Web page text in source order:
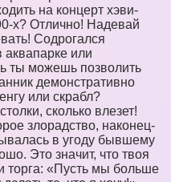
на концерт хэви-
х? Отлично! Надевай
Содрогался
аквапарке или
ты можешь позволить
демонстративно
или скрабл?
сколько влезет!
злорадство, наконец-
в угоду бывшему
Это значит, что твоя
торга: «Пусть мы больше